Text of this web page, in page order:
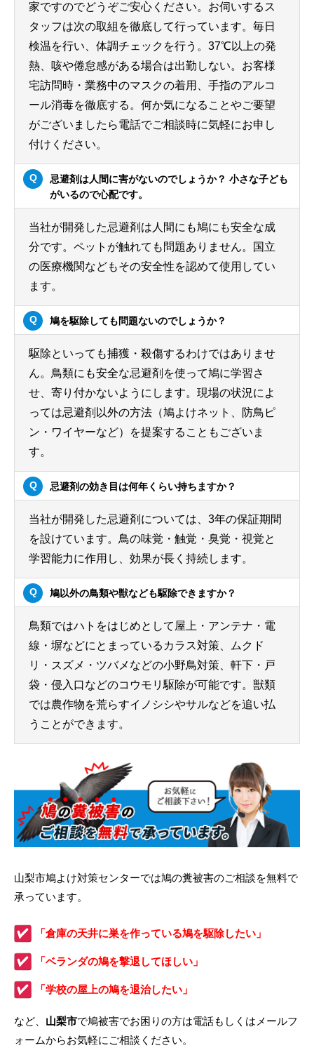
家ですのでどうぞご安心ください。お伺いするス
タッフは次の取組を徹底して行っています。毎日
検温を行い、体調チェックを行う。37℃以上の発
熱、咳や倦怠感がある場合は出勤しない。お客様
宅訪問時・業務中のマスクの着用、手指のアルコ
ール消毒を徹底する。何か気になることやご要望
がございましたら電話でご相談時に気軽にお申し
付けください。
忌避剤は人間に害がないのでしょうか？ 小さな子ども
がいるので心配です。
当社が開発した忌避剤は人間にも鳩にも安全な成
分です。ペットが触れても問題ありません。国立
の医療機関などもその安全性を認めて使用してい
ます。
鳩を駆除しても問題ないのでしょうか？
駆除といっても捕獲・殺傷するわけではありませ
ん。鳥類にも安全な忌避剤を使って鳩に学習さ
せ、寄り付かないようにします。現場の状況によ
っては忌避剤以外の方法（鳩よけネット、防鳥ピ
ン・ワイヤーなど）を提案することもございま
す。
忌避剤の効き目は何年くらい持ちますか？
当社が開発した忌避剤については、3年の保証期間
を設けています。鳥の味覚・触覚・臭覚・視覚と
学習能力に作用し、効果が長く持続します。
鳩以外の鳥類や獣なども駆除できますか？
鳥類ではハトをはじめとして屋上・アンテナ・電
線・塀などにとまっているカラス対策、ムクド
リ・スズメ・ツバメなどの小野鳥対策、軒下・戸
袋・侵入口などのコウモリ駆除が可能です。獣類
では農作物を荒らすイノシシやサルなどを追い払
うことができます。
山梨市鳩よけ対策センターでは鳩の糞被害のご相談を無料で
承っています。
「倉庫の天井に巣を作っている鳩を駆除したい」
「ベランダの鳩を撃退してほしい」
「学校の屋上の鳩を退治したい」
など、 山梨市で鳩被害でお困りの方は電話もしくはメールフ
ォームからお気軽にご相談ください。